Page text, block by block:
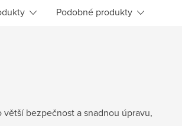
Podobné produkty
bezpečnost a snadnou úpravu,